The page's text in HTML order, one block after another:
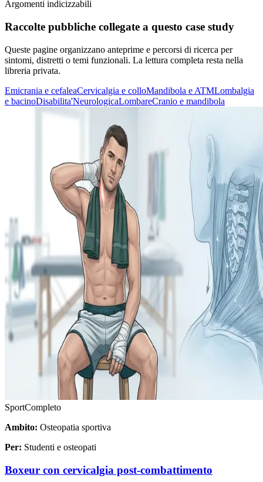
Argomenti indicizzabili
Raccolte pubbliche collegate a questo case study
Queste pagine organizzano anteprime e percorsi di ricerca per
sintomi, distretti o temi funzionali. La lettura completa resta nella
libreria privata.
Emicrania e cefaleaCervicalgia e colloMandibola e ATMLombalgia
e bacinoDisabilita'NeurologicaLombareCranio e mandibola
SportCompleto
Ambito: Osteopatia sportiva
Per: Studenti e osteopati
Boxeur con cervicalgia post-combattimento